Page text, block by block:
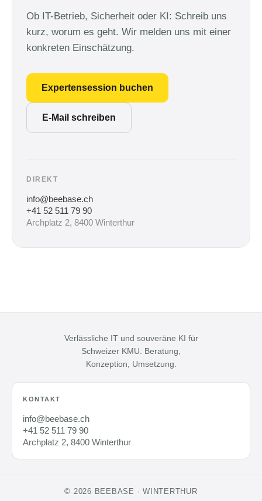
Ob IT-Betrieb, Sicherheit oder KI: Schreib uns
kurz, worum es geht. Wir melden uns mit einer
konkreten Einschätzung.
Expertensession buchen
E-Mail schreiben
DIREKT
info@beebase.ch
+41 52 511 79 90
Archplatz 2, 8400 Winterthur
Verlässliche IT und souveräne KI für
Schweizer KMU. Beratung,
Konzeption, Umsetzung.
KONTAKT
info@beebase.ch
+41 52 511 79 90
Archplatz 2, 8400 Winterthur
© 2026 BEEBASE · WINTERTHUR